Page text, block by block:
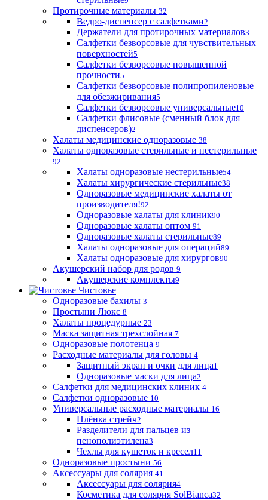
Протирочные материалы 32
Ведро-диспенсер с салфетками2
Держатели для протирочных материалов3
Салфетки безворсовые для чувствительных
поверхностей5
Салфетки безворсовые повышенной
прочности5
Салфетки безворсовые полипропиленовые
для обезжиривания5
Салфетки безворсовые универсальные10
Салфетки флисовые (сменный блок для
диспенсеров)2
Халаты медицинские одноразовые 38
Халаты одноразовые стерильные и нестерильные
92
Халаты одноразовые нестерильные54
Халаты хирургические стерильные38
Одноразовые медицинские халаты от
производителя!92
Одноразовые халаты для клиник90
Одноразовые халаты оптом 91
Одноразовые халаты стерильные89
Халаты одноразовые для операций89
Халаты одноразовые для хирургов90
Акушерский набор для родов 9
Акушерские комплекты9
Чистовье
Одноразовые бахилы 3
Простыни Люкс 8
Халаты процедурные 23
Маска защитная трехслойная 7
Одноразовые полотенца 9
Расходные материалы для головы 4
Защитный экран и очки для лица1
Одноразовые маски для лица2
Салфетки для медицинских клиник 4
Салфетки одноразовые 10
Универсальные расходные материалы 16
Плёнка стрейч2
Разделители для пальцев из
пенополиэтилена3
Чехлы для кушеток и кресел11
Одноразовые простыни 56
Аксессуары для солярия 41
Аксессуары для солярия4
Косметика для солярия SolBianca32